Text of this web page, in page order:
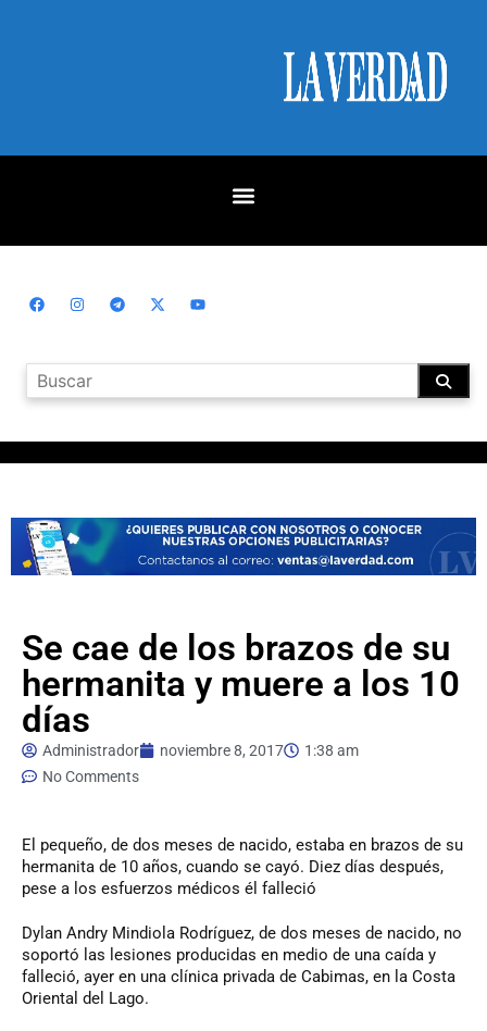
Se cae de los brazos de su
hermanita y muere a los 10
días
Administrador noviembre 8, 2017
1:38 am
No Comments
El pequeño, de dos meses de nacido, estaba en brazos de su
hermanita de 10 años, cuando se cayó. Diez días después,
pese a los esfuerzos médicos él falleció
Dylan Andry Mindiola Rodríguez, de dos meses de nacido, no
soportó las lesiones producidas en medio de una caída y
falleció, ayer en una clínica privada de Cabimas, en la Costa
Oriental del Lago.